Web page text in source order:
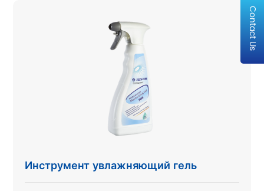
Инструмент увлажняющий гель
Contact Us